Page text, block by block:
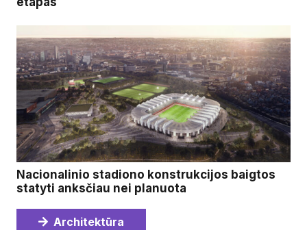
Nacionalinio stadiono konstrukcijos baigtos
statyti anksčiau nei planuota
Architektūra